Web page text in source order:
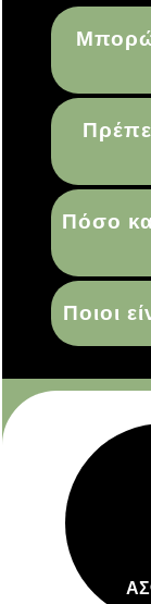
Μπορώ
Πόσο
Ποιοι